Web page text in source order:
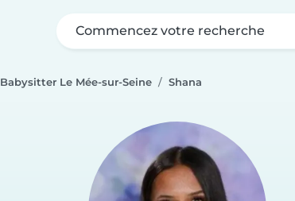
Commencez votre recherche
Babysitter Le Mée-sur-Seine Shana